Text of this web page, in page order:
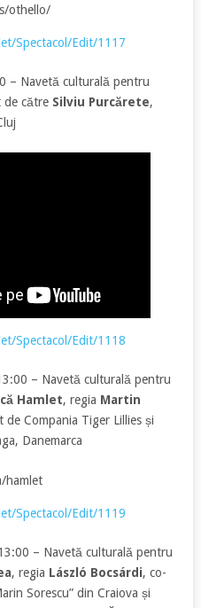
othello/
Spectacol/Edit/1117
– Navetă culturală pentru
de către Silviu Purcărete,
Spectacol/Edit/1118
– Navetă culturală pentru
Hamlet, regia Martin
de Compania Tiger Lillies și
Danemarca
hamlet
Spectacol/Edit/1119
– Navetă culturală pentru
, regia László Bocsárdi, co-
Sorescu” din Craiova și